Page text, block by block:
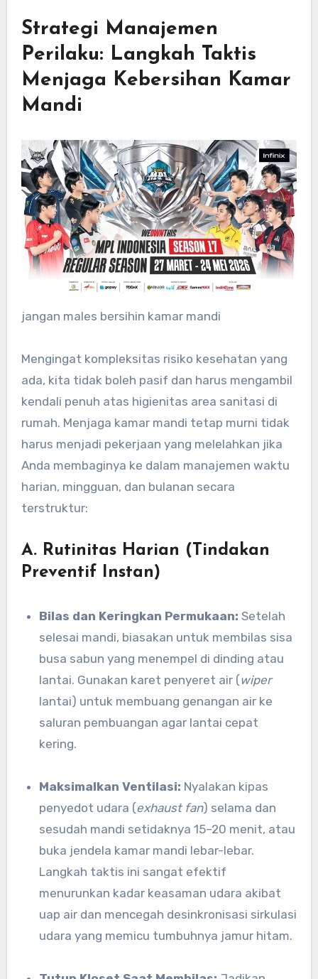
Strategi Manajemen
Perilaku: Langkah Taktis
Menjaga Kebersihan Kamar
Mandi
jangan males bersihin kamar mandi
Mengingat kompleksitas risiko kesehatan yang
ada, kita tidak boleh pasif dan harus mengambil
kendali penuh atas higienitas area sanitasi di
rumah. Menjaga kamar mandi tetap murni tidak
harus menjadi pekerjaan yang melelahkan jika
Anda membaginya ke dalam manajemen waktu
harian, mingguan, dan bulanan secara
terstruktur:
A. Rutinitas Harian (Tindakan
Preventif Instan)
Bilas dan Keringkan Permukaan: Setelah
selesai mandi, biasakan untuk membilas sisa
busa sabun yang menempel di dinding atau
lantai. Gunakan karet penyeret air (wiper
lantai) untuk membuang genangan air ke
saluran pembuangan agar lantai cepat
kering.
Maksimalkan Ventilasi: Nyalakan kipas
penyedot udara (exhaust fan) selama dan
sesudah mandi setidaknya 15–20 menit, atau
buka jendela kamar mandi lebar-lebar.
Langkah taktis ini sangat efektif
menurunkan kadar keasaman udara akibat
uap air dan mencegah desinkronisasi sirkulasi
udara yang memicu tumbuhnya jamur hitam.